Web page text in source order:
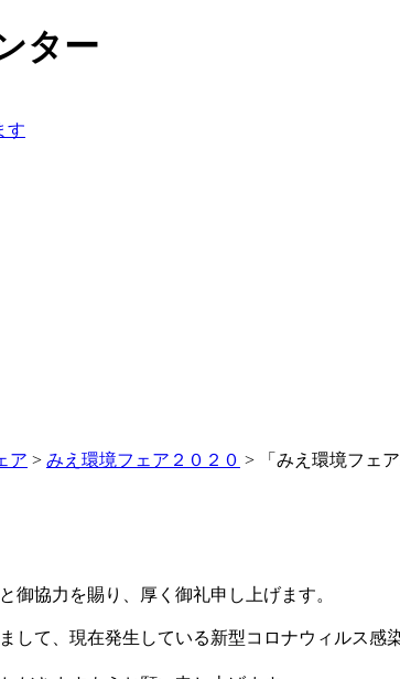
ア > みえ環境フェア２０２０ > 「みえ環境フェ
御協力を賜り、厚く御礼申し上げます。
して、現在発生している新型コロナウィルス